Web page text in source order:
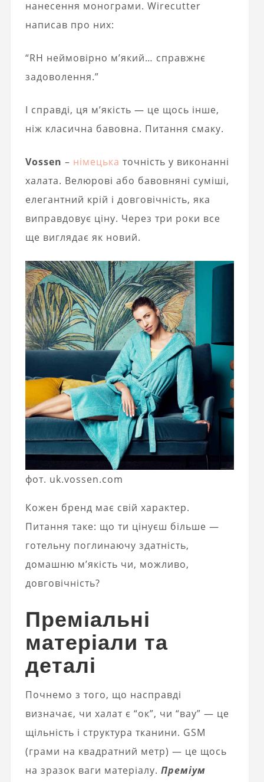
нанесення монограми. Wirecutter
написав про них:
“RH неймовірно м’який… справжнє
задоволення.”
І справді, ця м’якість — це щось інше,
ніж класична бавовна. Питання смаку.
Vossen – німецька точність у виконанні
халата. Велюрові або бавовняні суміші,
елегантний крій і довговічність, яка
виправдовує ціну. Через три роки все
ще виглядає як новий.
фот. uk.vossen.com
Кожен бренд має свій характер.
Питання таке: що ти цінуєш більше —
готельну поглинаючу здатність,
домашню м’якість чи, можливо,
довговічність?
Преміальні
матеріали та
деталі
Почнемо з того, що насправді
визначає, чи халат є “ок”, чи “вау” — це
щільність і структура тканини. GSM
(грами на квадратний метр) — це щось
на зразок ваги матеріалу. Преміум